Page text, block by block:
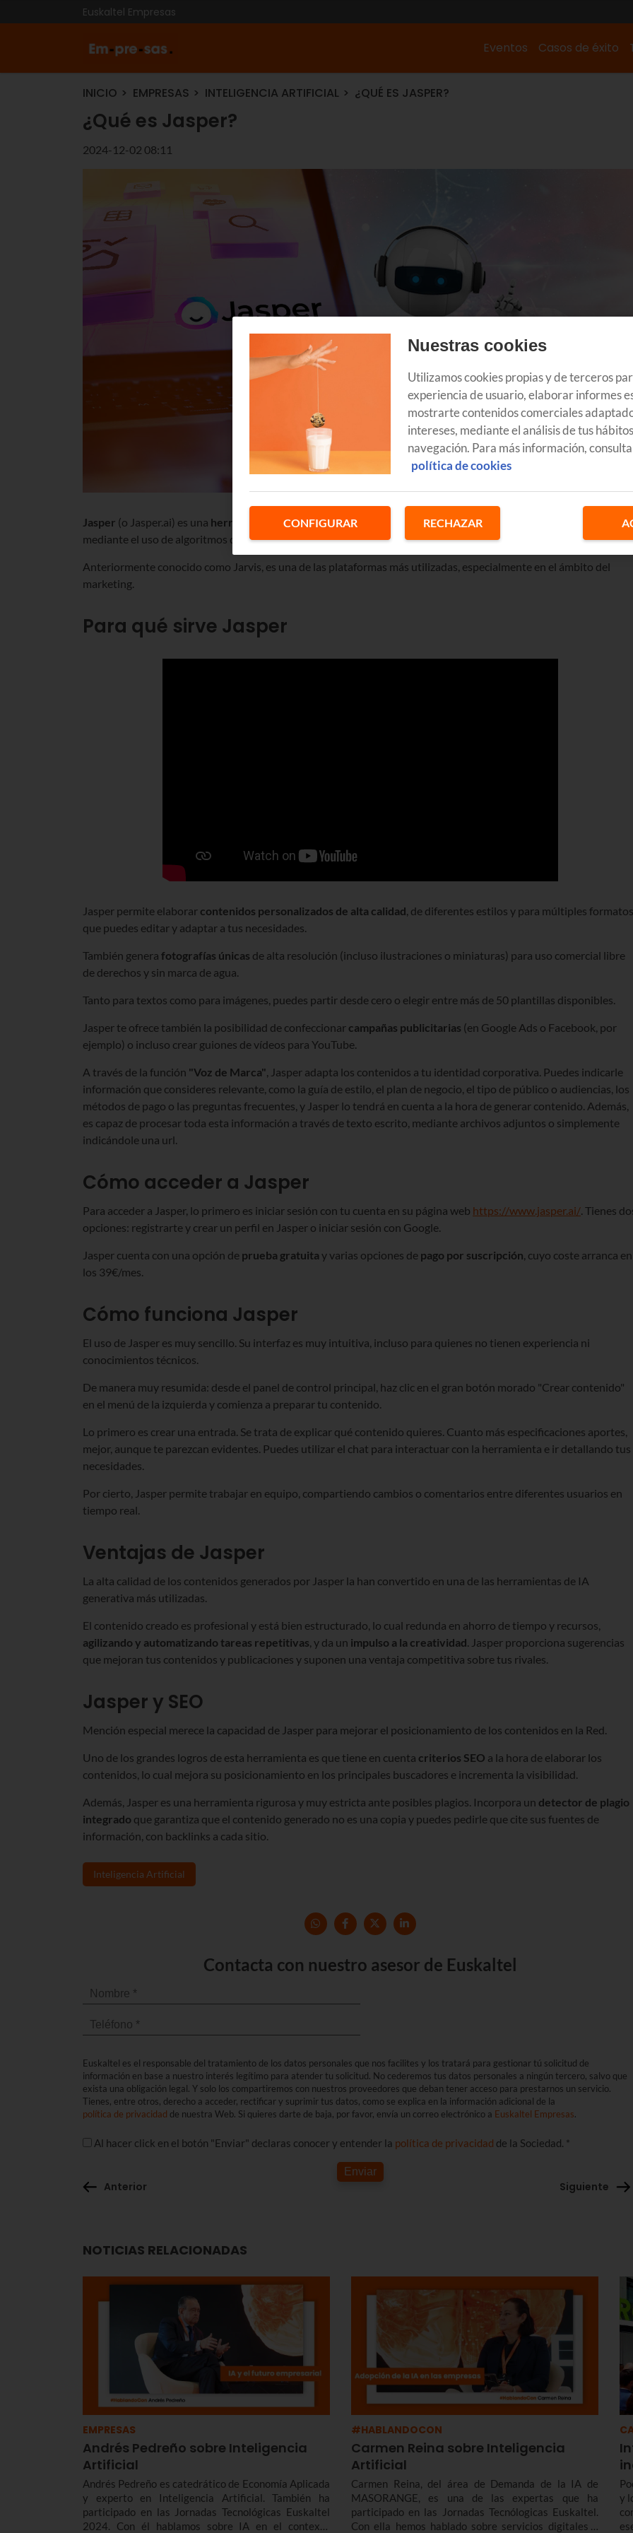
Euskaltel Empresas
Eventos Casos de éxito
INICIO EMPRESAS INTELIGENCIA ARTIFICIAL ¿QUÉ ES JASPER?
¿Qué es Jasper?
2024-12-02 08:11
Jasper (o Jasper.ai) es una herramienta de Inteligencia Artificial
que sirve para generar contenido e imágenes
mediante el uso de algoritmos de procesamiento de lenguaje natural.
Anteriormente conocido como Jarvis, es una de las plataformas más utilizadas, especialmente en el ámbito del
marketing.
Para qué sirve Jasper
Jasper permite elaborar contenidos personalizados de alta calidad, de diferentes estilos y para múltiples
que puedes editar y adaptar a tus necesidades.
También genera fotografías únicas de alta resolución (incluso ilustraciones o miniaturas) para uso comercial libre
de derechos y sin marca de agua.
Tanto para textos como para imágenes, puedes partir desde cero o elegir entre más de 50 plantillas disponibles.
Jasper te ofrece también la posibilidad de confeccionar campañas publicitarias (en Google Ads o Facebook, por
ejemplo) o incluso crear guiones de vídeos para YouTube.
A través de la función "Voz de Marca", Jasper adapta los contenidos a tu identidad corporativa. Puedes indicarle
información que consideres relevante, como la guía de estilo, el plan de negocio, el tipo de público o audiencias, los
métodos de pago o las preguntas frecuentes, y Jasper lo tendrá en cuenta a la hora de generar contenido. Además,
es capaz de procesar toda esta información a través de texto escrito, mediante archivos adjuntos o simplemente
indicándole una url.
Cómo acceder a Jasper
Para acceder a Jasper, lo primero es iniciar sesión con tu cuenta en su página web https://www.jasper.ai/. Tienes
opciones: registrarte y crear un perfil en Jasper o iniciar sesión con Google.
Jasper cuenta con una opción de prueba gratuita y varias opciones de pago por suscripción, cuyo coste arranca en
los 39€/mes.
Cómo funciona Jasper
El uso de Jasper es muy sencillo. Su interfaz es muy intuitiva, incluso para quienes no tienen experiencia ni
conocimientos técnicos.
De manera muy resumida: desde el panel de control principal, haz clic en el gran botón morado "Crear contenido"
en el menú de la izquierda y comienza a preparar tu contenido.
Lo primero es crear una entrada. Se trata de explicar qué contenido quieres. Cuanto más especificaciones aportes,
mejor, aunque te parezcan evidentes. Puedes utilizar el chat para interactuar con la herramienta e ir detallando tus
necesidades.
Por cierto, Jasper permite trabajar en equipo, compartiendo cambios o comentarios entre diferentes usuarios en
tiempo real.
Ventajas de Jasper
La alta calidad de los contenidos generados por Jasper la han convertido en una de las herramientas de IA
generativa más utilizadas.
El contenido creado es profesional y está bien estructurado, lo cual redunda en ahorro de tiempo y recursos,
agilizando y automatizando tareas repetitivas, y da un impulso a la creatividad. Jasper proporciona sugerencias
que mejoran tus contenidos y publicaciones y suponen una ventaja competitiva sobre tus rivales.
Jasper y SEO
Mención especial merece la capacidad de Jasper para mejorar el posicionamiento de los contenidos en la Red.
Uno de los grandes logros de esta herramienta es que tiene en cuenta criterios SEO a la hora de elaborar los
contenidos, lo cual mejora su posicionamiento en los principales buscadores e incrementa la visibilidad.
Además, Jasper es una herramienta rigurosa y muy estricta ante posibles plagios. Incorpora un detector de plagio
integrado que garantiza que el contenido generado no es una copia y puedes pedirle que cite sus fuentes de
información, con backlinks a cada sitio.
Inteligencia Artificial
Contacta con nuestro asesor de Euskaltel
Euskaltel es el responsable del tratamiento de los datos personales que nos facilites y los tratará para gestionar tú solicitud de
información en base a nuestro interés legítimo para atender tu solicitud. No cederemos tus datos personales a ningún tercero, salvo que
exista una obligación legal. Y solo los compartiremos con nuestros proveedores que deban tener acceso para prestarnos un servicio.
Tienes, entre otros, derecho a acceder, rectificar y suprimir tus datos, como se explica en la información adicional de la
política de privacidad de nuestra Web. Si quieres darte de baja, por favor, envía un correo electrónico a Euskaltel Empresas.
Al hacer click en el botón "Enviar" declaras conocer y entender la política de privacidad de la Sociedad. *
Enviar
Anterior Siguiente
NOTICIAS RELACIONADAS
EMPRESAS
Andrés Pedreño sobre Inteligencia
Artificial
Andrés Pedreño es catedrático de Economía Aplicada
y experto en Inteligencia Artificial. También ha
participado en las Jornadas Tecnológicas Euskaltel
2024. Con él hablamos sobre IA en el contexto
#HABLANDOCON
Carmen Reina sobre Inteligencia
Artificial
Carmen Reina, del área de Demanda de la IA de
MASORANGE, es una de las expertas que ha
participado en las Jornadas Tecnólogicas Euskaltel.
Con ella hemos hablado sobre servicios digitales y
y
Nuestras cookies
Utilizamos cookies propias y de terceros
experiencia de usuario, elaborar informes
mostrarte contenidos comerciales
intereses, mediante el análisis de tus
navegación. Para más información,
política de cookies
CONFIGURAR RECHAZAR